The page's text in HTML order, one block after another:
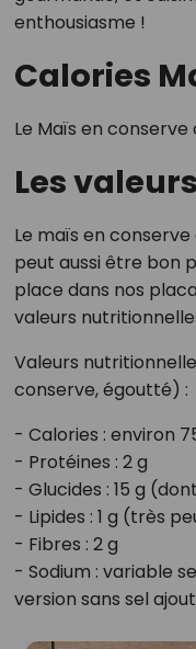
enthousiasme !
Calories
Le Maïs en
Les
Le maïs en
peut aussi être bon
place dans nos
valeurs
Valeurs
conserve, égoutté) :
- Calories : environ
- Protéines : 2 g
- Glucides : 15 g
- Lipides : 1 g (très
- Fibres : 2 g
- Sodium : variable
version sans sel